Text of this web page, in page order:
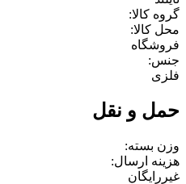
گروه کالا:
محل کالا:
فروشگاه
جنس:
فلزی
حمل و نقل
وزن بسته:
هزینه ارسال:
غیررایگان